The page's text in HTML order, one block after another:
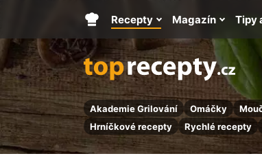
Akademie Grilování Omáčky
Hrníčkové recepty
Rychlé recepty
Hlavní
stránka
Recepty Magazín Tipy